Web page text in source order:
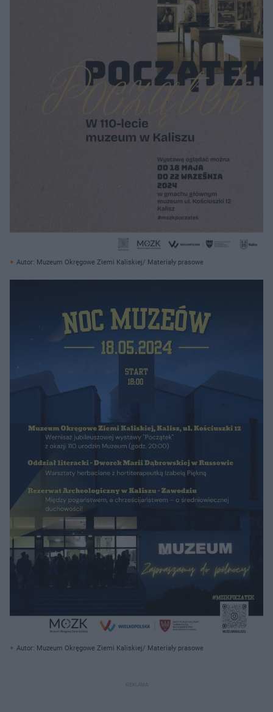
Autor: Muzeum Okręgowe Ziemi Kaliskiej/ Materiały prasowe
Autor: Muzeum Okręgowe Ziemi Kaliskiej/ Materiały prasowe